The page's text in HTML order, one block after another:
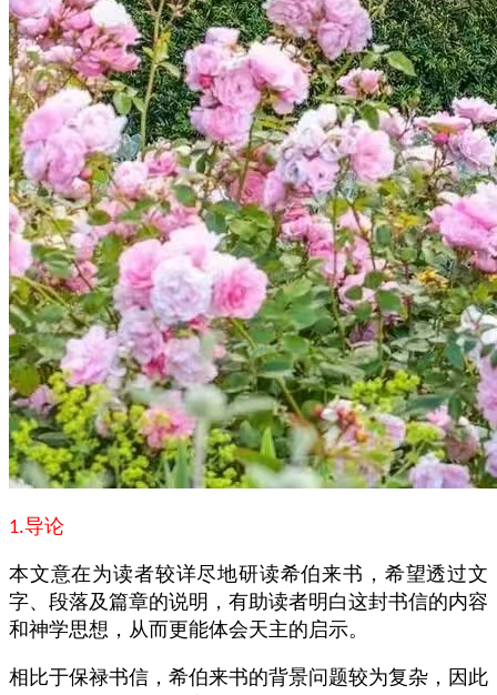
1.导论
本文意在为读者较详尽地研读希伯来书，希望透过文
字、段落及篇章的说明，有助读者明白这封书信的内容
和神学思想，从而更能体会天主的启示。
相比于保禄书信，希伯来书的背景问题较为复杂，因此